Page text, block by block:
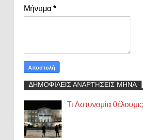
Μήνυμα *
ΔΗΜΟΦΙΛΕΙΣ ΑΝΑΡΤΗΣΕΙΣ ΜΗΝΑ
Τι Αστυνομία θέλουμε;